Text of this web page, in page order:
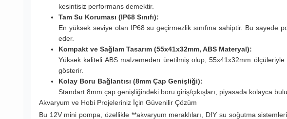
kesintisiz performans demektir.
Tam Su Koruması (IP68 Sınıfı):
En yüksek seviye olan IP68 su geçirmezlik sınıfına sahiptir. Bu sayede
eder.
Kompakt ve Sağlam Tasarım (55x41x32mm, ABS Materyal):
Yüksek kaliteli ABS malzemeden üretilmiş olup, 55x41x32mm
gösterir.
Kolay Boru Bağlantısı (8mm Çap Genişliği):
Standart 8mm çap genişliğindeki boru giriş/çıkışları, piyasada kolayca
Akvaryum ve Hobi Projeleriniz İçin Güvenilir Çözüm
Bu 12V mini pompa, özellikle **akvaryum meraklıları, DIY su soğutma